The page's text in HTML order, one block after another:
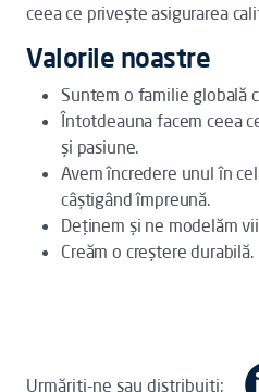
ceea ce privește asigurarea
Valorile noastre
Suntem o familie globală
Întotdeauna facem ceea
și pasiune.
Avem încredere unul în
câștigând împreună.
Deținem și ne modelăm
Creăm o creștere
Urmăriți-ne sau distribuiți: